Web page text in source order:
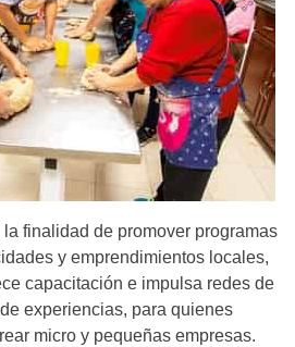
la finalidad de promover programas
y emprendimientos locales,
capacitación e impulsa redes de
experiencias, para quienes
micro y pequeñas empresas.